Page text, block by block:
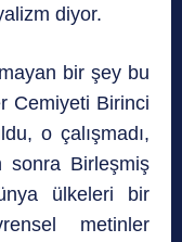
diyor.
bir şey bu
Cemiyeti Birinci
o çalışmadı,
sonra Birleşmiş
ülkeleri bir
metinler